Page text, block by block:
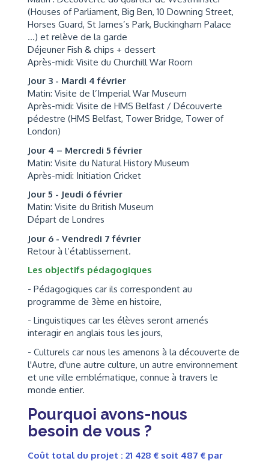
(Houses of Parliament, Big Ben, 10 Downing Street,
Horses Guard, St James’s Park, Buckingham Palace
…) et relève de la garde
Déjeuner Fish & chips + dessert
Après-midi: Visite du Churchill War Room
Jour 3 - Mardi 4 février
Matin: Visite de l’Imperial War Museum
Après-midi: Visite de HMS Belfast / Découverte
pédestre (HMS Belfast, Tower Bridge, Tower of
London)
Jour 4 – Mercredi 5 février
Matin: Visite du Natural History Museum
Après-midi: Initiation Cricket
Jour 5 - Jeudi 6 février
Matin: Visite du British Museum
Départ de Londres
Jour 6 - Vendredi 7 février
Retour à l’établissement.
Les objectifs pédagogiques
- Pédagogiques car ils correspondent au
programme de 3ème en histoire,
- Linguistiques car les élèves seront amenés
interagir en anglais tous les jours,
- Culturels car nous les amenons à la découverte de
l'Autre, d'une autre culture, un autre environnement
et une ville emblématique, connue à travers le
monde entier.
Pourquoi avons-nous
besoin de vous ?
Coût total du projet : 21 428 € soit 487 € par